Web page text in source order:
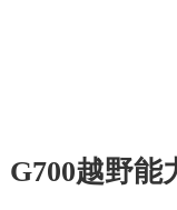
G700越野能